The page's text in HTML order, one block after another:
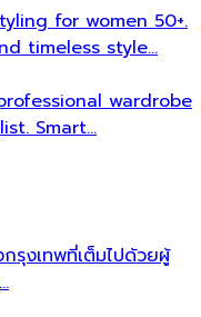
for women 50+.
timeless style…
wardrobe
Smart…
รุงเทพที่เต็มไปด้วยผู้